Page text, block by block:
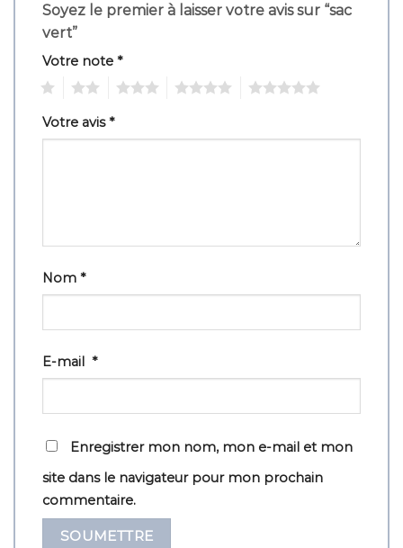
Soyez le premier à laisser votre avis sur “sac
vert”
Votre note *
Votre avis*
Nom *
E-mail *
Enregistrer mon nom, mon e-mail et mon
site dans le navigateur pour mon prochain
commentaire.